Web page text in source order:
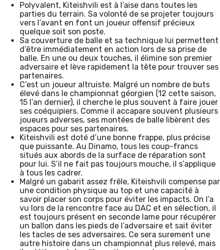
Polyvalent, Kiteishvili est à l’aise dans toutes les
parties du terrain. Sa volonté de se projeter toujours
vers l’avant en font un joueur offensif précieux
quelque soit son poste.
Sa couverture de balle et sa technique lui permettent
d’être immédiatement en action lors de sa prise de
balle. En une ou deux touches, il élimine son premier
adversaire et lève rapidement la tête pour trouver ses
partenaires.
C’est un joueur altruiste. Malgré un nombre de buts
élevé dans le championnat géorgien (12 cette saison,
15 l’an dernier), il cherche le plus souvent à faire jouer
ses coéquipiers. Comme il accapare souvent plusieurs
joueurs adverses, ses montées de balle libèrent des
espaces pour ses partenaires.
Kiteishvili est doté d’une bonne frappe, plus précise
que puissante. Au Dinamo, tous les coup-francs
situés aux abords de la surface de réparation sont
pour lui. S’il ne fait pas toujours mouche, il s’applique
à tous les cadrer.
Malgré un gabarit assez frêle, Kiteishvili compense par
une condition physique au top et une capacité à
savoir placer son corps pour éviter les impacts. On l’a
vu lors de la rencontre face au DAC et en sélection, il
est toujours présent en seconde lame pour récupérer
un ballon dans les pieds de l’adversaire et sait éviter
les tacles de ses adversaires. Ce sera surement une
autre histoire dans un championnat plus relevé, mais